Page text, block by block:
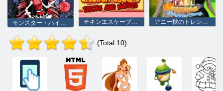
モンスター・ハイのクリスマス チキンエスケープのトリックと動き アニー秋のトレンドブロガーストーリー
(Total 10)